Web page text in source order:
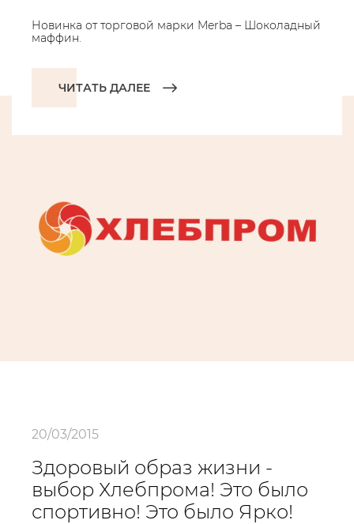
Новинка от торговой марки Merba – Шоколадный
маффин.
ЧИТАТЬ ДАЛЕЕ
20/03/2015
Здоровый образ жизни -
выбор Хлебпрома! Это было
спортивно! Это было Ярко!